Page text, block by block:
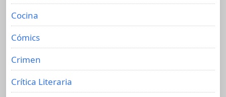
Cocina
Cómics
Crimen
Crítica Literaria